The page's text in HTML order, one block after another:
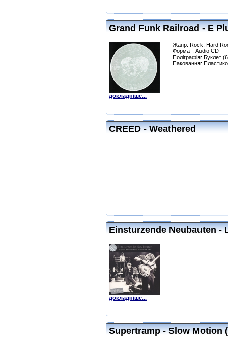
Grand Funk Railroad - E
докладніше...
Жанр: Rock, Hard
Формат: Audio CD
Поліграфія: Буклет
Паковання:
CREED - Weathered
Einsturzende Neubauten -
докладніше...
Supertramp - Slow Motion